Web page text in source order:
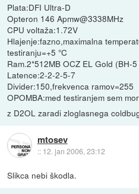
Plata:DFI Ultra-D
Opteron 146 Apmw@3338MHz
CPU voltaža:1.72V
Hlajenje:fazno,maximalna
testiranju=+5 °C
Ram.2*512MB OCZ EL Gold (BH-
Latence:2-2-2-5-7
Divider:150,frekvenca ramov=255
OPOMBA:med testiranjem sem
z D2OL zaradi zloglasnega
mtosev
:: 12. jan 2006, 23:12
Slikca nebi škodla.